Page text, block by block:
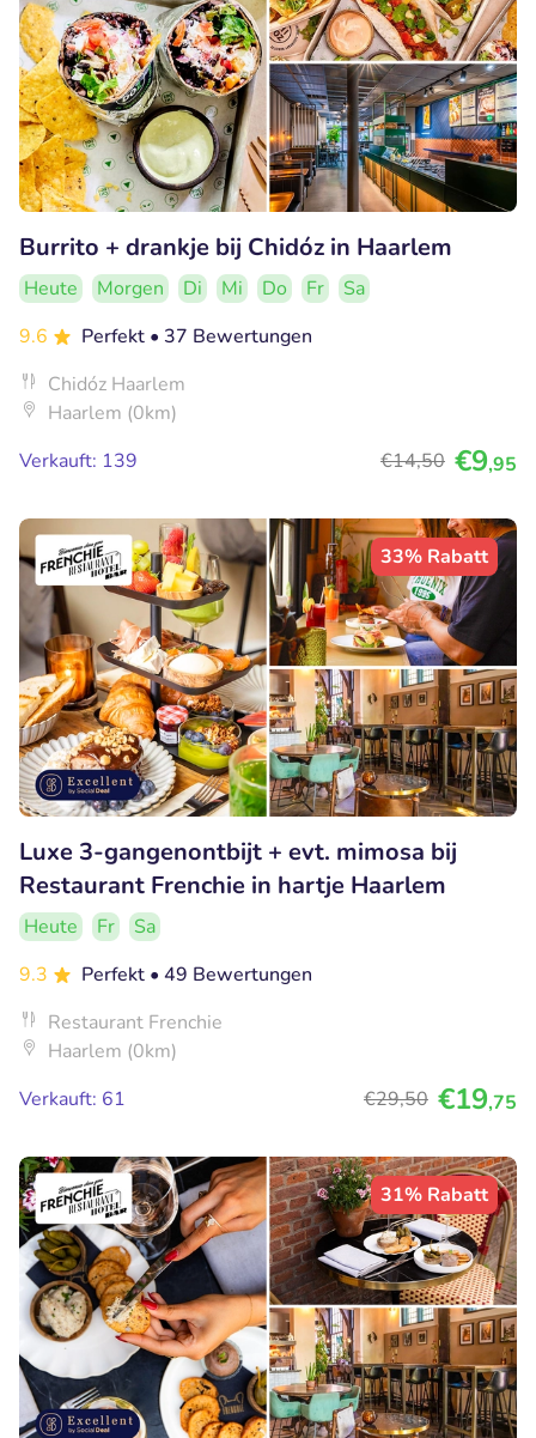
Burrito + drankje bij Chidóz in Haarlem
Heute Morgen Di Mi Do Fr
Sa
9.6
Perfekt • 37 Bewertungen
Chidóz Haarlem
Haarlem (0km)
Verkauft: 139
€14,50 €9,95
33% Rabatt
Luxe 3-gangenontbijt + evt. mimosa bij
Restaurant Frenchie in hartje Haarlem
Heute Fr
Sa
9.3
Perfekt • 49 Bewertungen
Restaurant Frenchie
Haarlem (0km)
Verkauft: 61
€29,50 €19,75
31% Rabatt